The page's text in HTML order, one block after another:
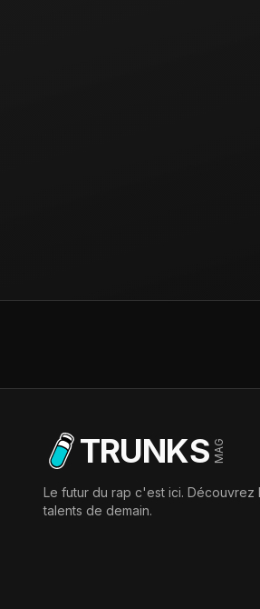
TRUNKS MAG
Le futur du rap c'est ici. Découvrez
talents de demain.